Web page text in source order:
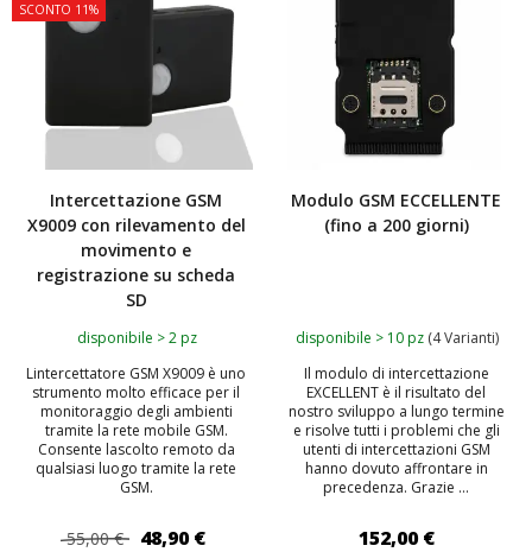
SCONTO 11%
Intercettazione GSM
X9009 con rilevamento del
movimento e
registrazione su scheda
SD
disponibile > 2 pz
Lintercettatore GSM X9009 è uno
strumento molto efficace per il
monitoraggio degli ambienti
tramite la rete mobile GSM.
Consente lascolto remoto da
qualsiasi luogo tramite la rete
GSM.
55,00 € 48,90 €
Modulo GSM ECCELLENTE
(fino a 200 giorni)
disponibile > 10 pz (4 Varianti)
Il modulo di intercettazione
EXCELLENT è il risultato del
nostro sviluppo a lungo termine
e risolve tutti i problemi che gli
utenti di intercettazioni GSM
hanno dovuto affrontare in
precedenza. Grazie ...
152,00 €